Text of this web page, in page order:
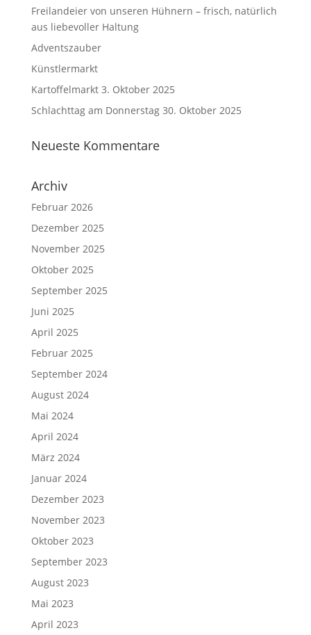
Freilandeier von unseren Hühnern – frisch, natürlich
aus liebevoller Haltung
Adventszauber
Künstlermarkt
Kartoffelmarkt 3. Oktober 2025
Schlachttag am Donnerstag 30. Oktober 2025
Neueste Kommentare
Archiv
Februar 2026
Dezember 2025
November 2025
Oktober 2025
September 2025
Juni 2025
April 2025
Februar 2025
September 2024
August 2024
Mai 2024
April 2024
März 2024
Januar 2024
Dezember 2023
November 2023
Oktober 2023
September 2023
August 2023
Mai 2023
April 2023